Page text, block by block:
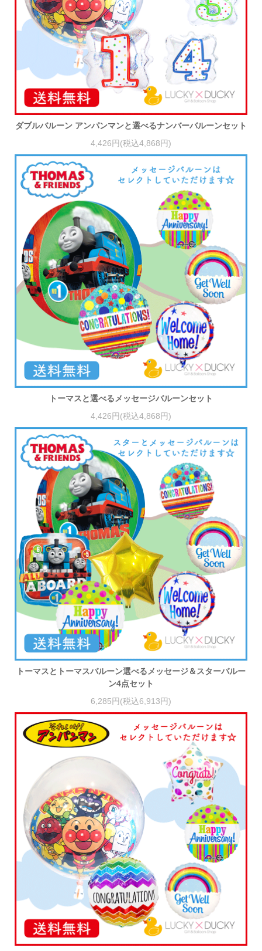
ダブルバルーン アンパンマンと選べるナンバーバルーンセット
4,426円(税込4,868円)
トーマスと選べるメッセージバルーンセット
4,426円(税込4,868円)
トーマスとトーマスバルーン選べるメッセージ＆スターバルー
ン4点セット
6,285円(税込6,913円)